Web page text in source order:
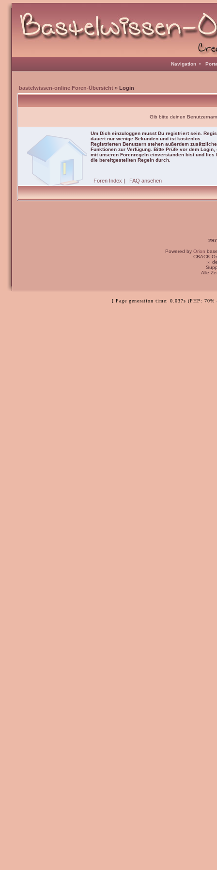
Navigation •
bastelwissen-online Foren-Übersicht » Login
Gib bitte deinen
Um Dich einzuloggen musst Du registriert sein.
dauert nur wenige Sekunden und ist kostenlos.
Registrierten Benutzern stehen außerdem zusätzliche
Funktionen zur Verfügung. Bitte Prüfe vor dem Login,
mit unseren Forenregeln einverstanden bist und lies
die bereitgestellten Regeln durch.
Foren Index | FAQ ansehen
Powered by Orion
CBACK
:-:
Alle
[ Page generation time: 0.037s (PHP: